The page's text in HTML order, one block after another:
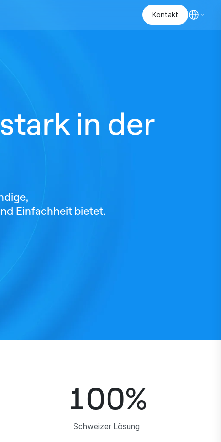
Kontakt
in der
Einfachheit bietet.
100%
Schweizer Lösung